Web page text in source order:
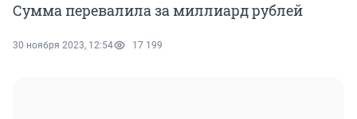
Сумма перевалила за миллиард рублей
30 ноября 2023, 12:54 17 199